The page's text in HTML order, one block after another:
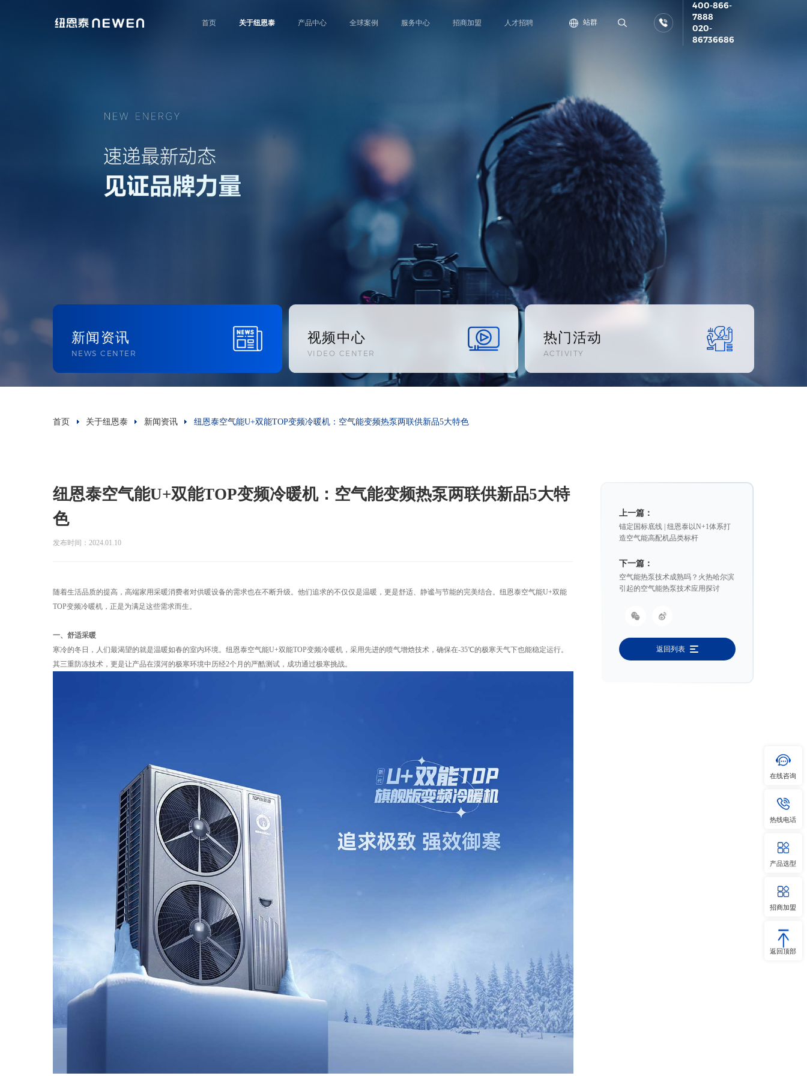
首页 关于纽恩泰 产品中心 全球案例 服务中心 招商加盟 人才招聘 站群
400-866-
7888
020-
86736686
新闻资讯
NEWS CENTER
视频中心
VIDEO CENTER
热门活动
ACTIVITY
首页 关于纽恩泰 新闻资讯 纽恩泰空气能U+双能TOP变频冷暖机：空气能变频热泵两联供新品5大特色
纽恩泰空气能U+双能TOP变频冷暖机：空气能变频热泵两联供新品5大特
色
发布时间：2024.01.10
随着生活品质的提高，高端家用采暖消费者对供暖设备的需求也在不断升级。他们追求的不仅仅是温暖，更是舒适、静谧与节能的完美结合。纽恩泰空气能U+双能
TOP变频冷暖机，正是为满足这些需求而生。
一、舒适采暖
寒冷的冬日，人们最渴望的就是温暖如春的室内环境。纽恩泰空气能U+双能TOP变频冷暖机，采用先进的喷气增焓技术，确保在-35℃的极寒天气下也能稳定运行。
其三重防冻技术，更是让产品在漠河的极寒环境中历经2个月的严酷测试，成功通过极寒挑战。
上一篇：
锚定国标底线 | 纽恩泰以N+1体系打
造空气能高配机品类标杆
下一篇：
空气能热泵技术成熟吗？火热哈尔滨
引起的空气能热泵技术应用探讨
返回列表
在线咨询
热线电话
产品选型
招商加盟
返回顶部